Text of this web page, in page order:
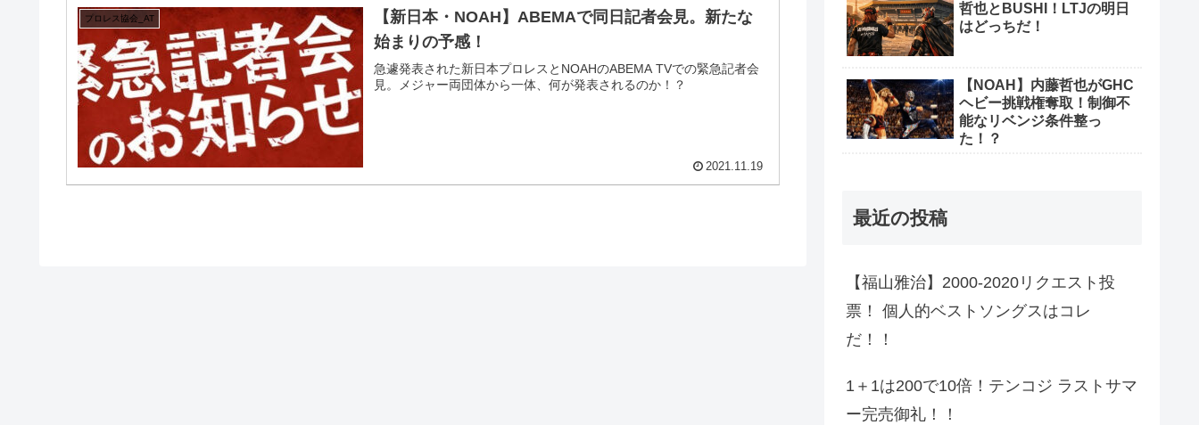
プロレス協会_AT
【新日本・NOAH】ABEMAで同日記者会見。新たな
始まりの予感！
急遽発表された新日本プロレスとNOAHのABEMA TVでの緊急記者会
見。メジャー両団体から一体、何が発表されるのか！？
2021.11.19
哲也とBUSHI！LTJの明日
はどっちだ！
【NOAH】内藤哲也がGHC
ヘビー挑戦権奪取！制御不
能なリベンジ条件整っ
た！？
最近の投稿
【福山雅治】2000-2020リクエスト投
票！ 個人的ベストソングスはコレ
だ！！
1＋1は200で10倍！テンコジ ラストサマ
ー完売御礼！！